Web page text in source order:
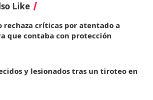
Like
rechaza críticas por atentado a
que contaba con protección
y lesionados tras un tiroteo en